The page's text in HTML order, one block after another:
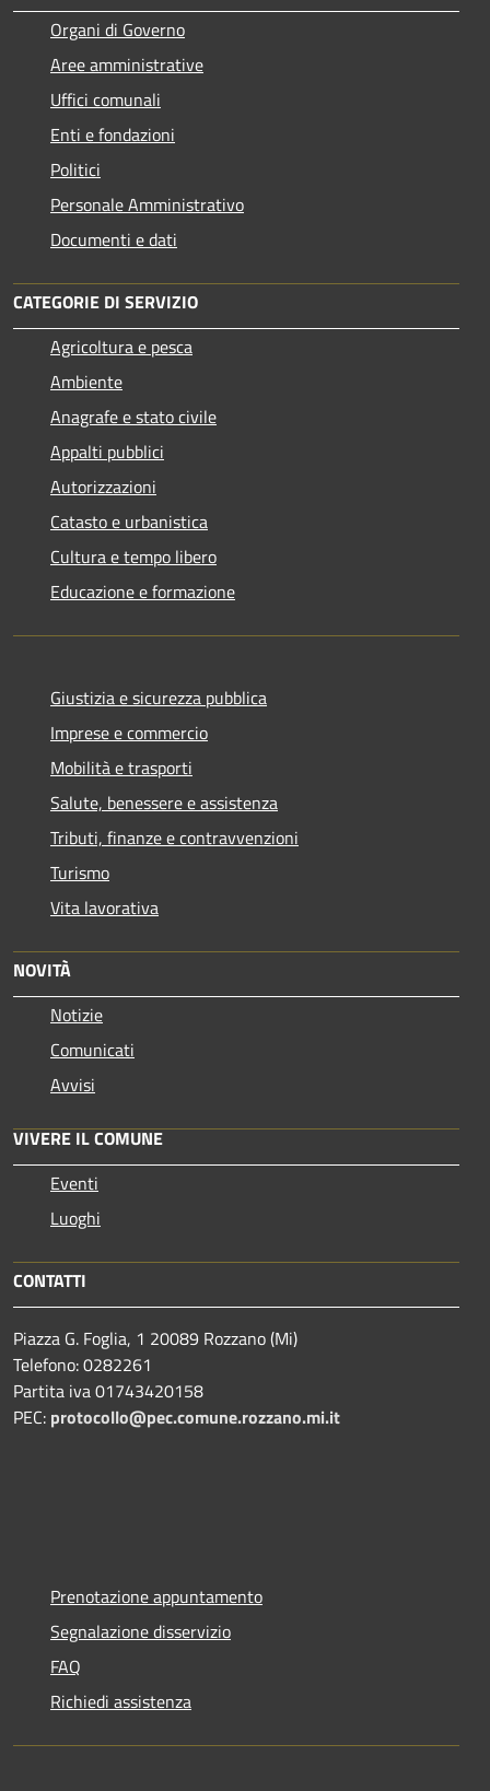
Organi di Governo
Aree amministrative
Uffici comunali
Enti e fondazioni
Politici
Personale Amministrativo
Documenti e dati
CATEGORIE DI SERVIZIO
Agricoltura e pesca
Ambiente
Anagrafe e stato civile
Appalti pubblici
Autorizzazioni
Catasto e urbanistica
Cultura e tempo libero
Educazione e formazione
Giustizia e sicurezza pubblica
Imprese e commercio
Mobilità e trasporti
Salute, benessere e assistenza
Tributi, finanze e contravvenzioni
Turismo
Vita lavorativa
NOVITÀ
Notizie
Comunicati
Avvisi
VIVERE IL COMUNE
Eventi
Luoghi
CONTATTI
Piazza G. Foglia, 1 20089 Rozzano (Mi)
Telefono: 0282261
Partita iva 01743420158
PEC: protocollo@pec.comune.rozzano.mi.it
Prenotazione appuntamento
Segnalazione disservizio
FAQ
Richiedi assistenza